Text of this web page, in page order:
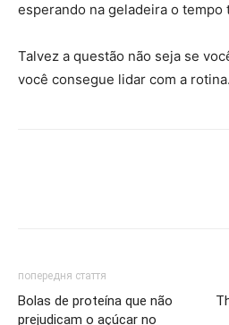
esperando na geladeira o tempo
Talvez a questão não seja se
você consegue lidar com a rotina.
попередня стаття
Bolas de proteína que não
prejudicam o açúcar no